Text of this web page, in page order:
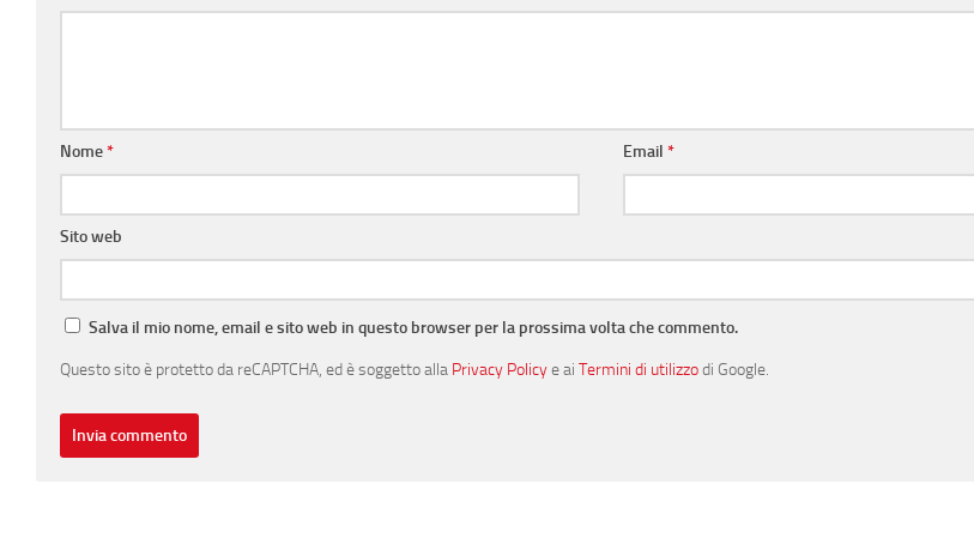
Nome* Email*
Sito web
Salva il mio nome, email e sito web in questo browser per la prossima volta che commento.
Questo sito è protetto da reCAPTCHA, ed è soggetto alla Privacy Policye ai Termini di utilizzodi Google.